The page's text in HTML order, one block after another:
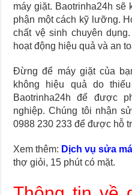
máy giặt. Baotrinha24h sẽ
phận một cách kỹ lưỡng.
chất vệ sinh chuyên
hoạt động hiệu quả và an
Đừng để máy giặt của
không hiệu quả do
Baotrinha24h để được
nghiệp. Chúng tôi nhận
0988 230 233 để được hỗ
Xem thêm: Dịch vụ sửa
thợ giỏi, 15 phút có mặt.